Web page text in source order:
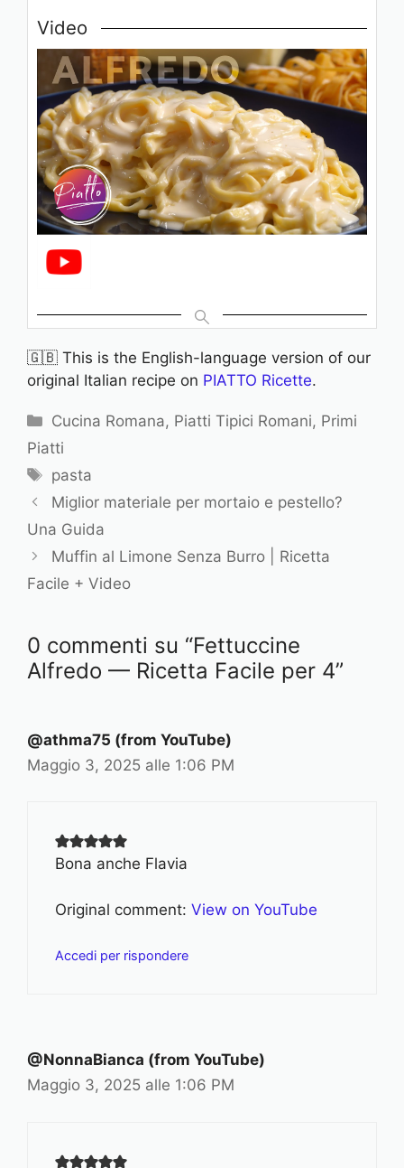
Video
🇬🇧 This is the English-language version of our
original Italian recipe on PIATTO Ricette.
C
a
e
g
o
r
i
Cucina Romana, Piatti Tipici Romani, Primi
Piatti
T
a
pasta
Miglior materiale per mortaio e pestello?
Una Guida
Muffin al Limone Senza Burro | Ricetta
Facile + Video
0 commenti su “Fettuccine
Alfredo — Ricetta Facile per 4”
@athma75 (from YouTube)
Maggio 3, 2025 alle 1:06 PM
Bona anche Flavia
Original comment: View on YouTube
Accedi per rispondere
@NonnaBianca (from YouTube)
Maggio 3, 2025 alle 1:06 PM